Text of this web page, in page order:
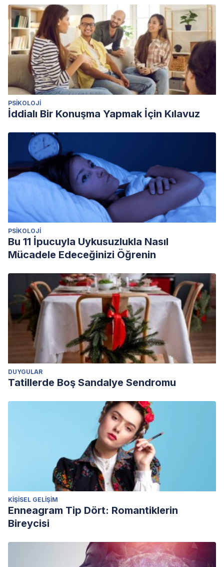
PSIKOLOJI
İddialı Bir Konuşma Yapmak İçin Kılavuz
PSIKOLOJI
Bu 11 İpucuyla Uykusuzlukla Nasıl
Mücadele Edeceğinizi Öğrenin
DUYGULAR
Tatillerde Boş Sandalye Sendromu
KIŞISEL GELIŞIM
Enneagram Tip Dört: Romantiklerin
Bireycisi